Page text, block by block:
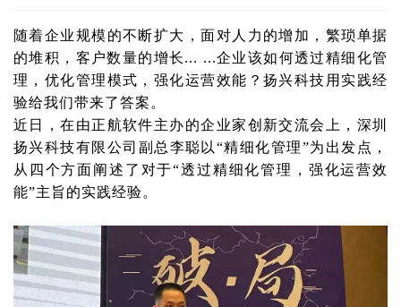
随着企业规模的不断扩大，面对人力的增加，繁琐单据
的堆积，客户数量的增长... ...企业该如何透过精细化管
理，优化管理模式，强化运营效能？扬兴科技用实践经
验给我们带来了答案。
近日，在由正航软件主办的企业家创新交流会上，深圳
扬兴科技有限公司副总李聪以“精细化管理”为出发点，
从四个方面阐述了对于“透过精细化管理，强化运营效
能”主旨的实践经验。